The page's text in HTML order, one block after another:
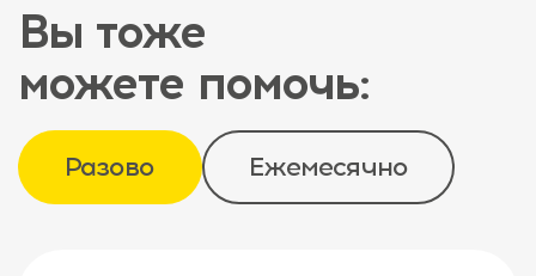
Вы тоже
можете помочь:
Разово Ежемесячно